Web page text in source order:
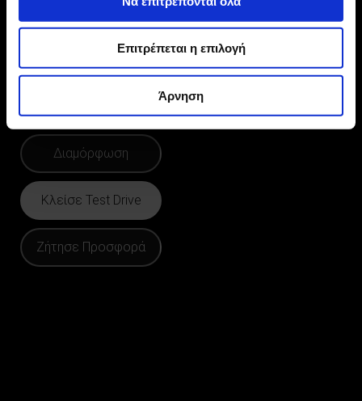
Επιτρέπεται η επιλογή
Άρνηση
έως 80%
κύκλο
0-100 χλμ/ώρα
Διαμόρφωση
Κλείσε Test Drive
Ζήτησε Προσφορά